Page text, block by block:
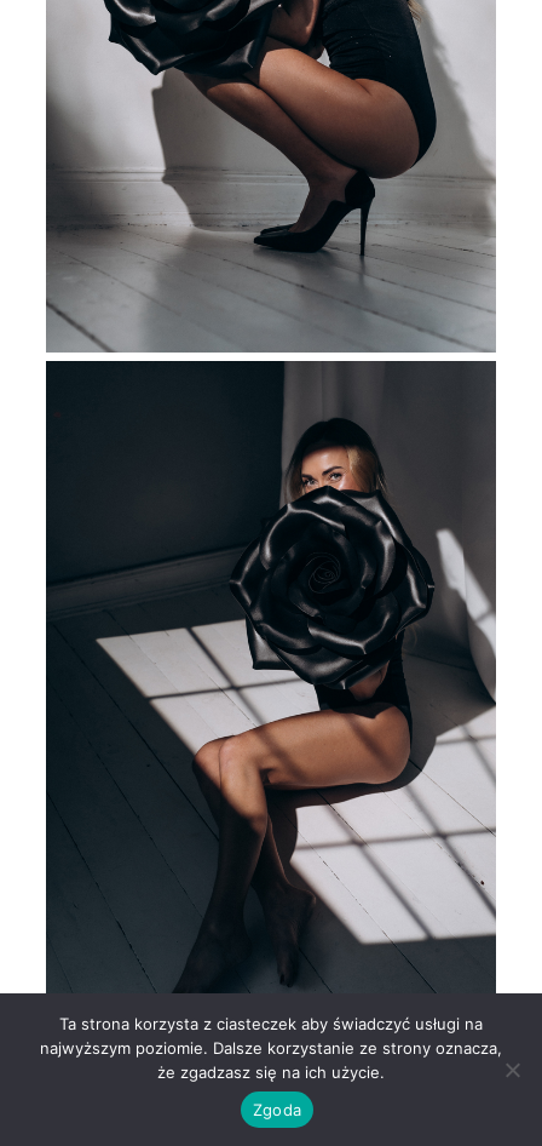
Ta strona korzysta z ciasteczek aby świadczyć usługi na
najwyższym poziomie. Dalsze korzystanie ze strony oznacza,
że zgadzasz się na ich użycie.
Zgoda